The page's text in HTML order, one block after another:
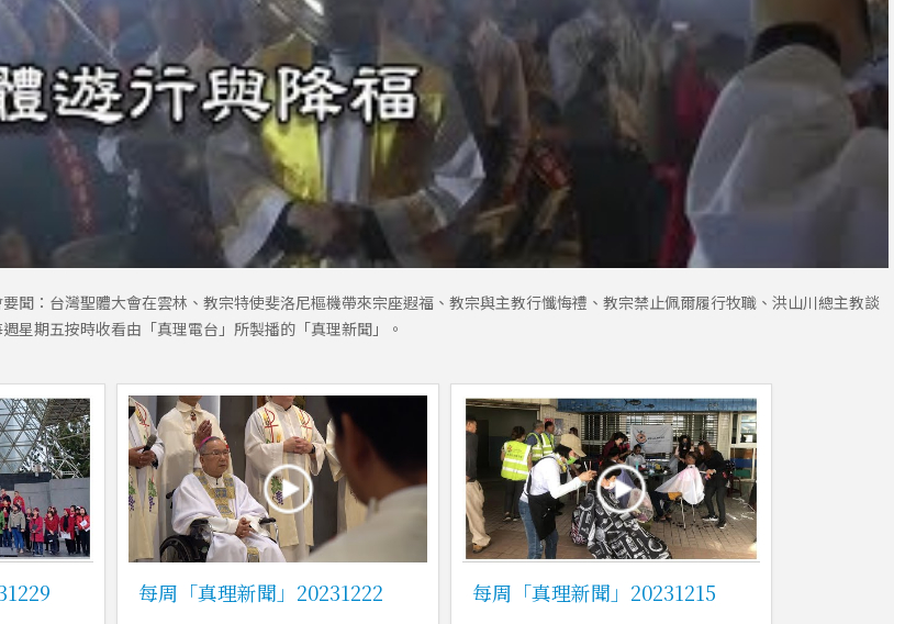
聞：台灣聖體大會在雲林、教宗特使斐洛尼樞機帶來宗座遐福、教宗與主教行懺悔禮、教宗禁止佩爾履行牧職、洪山川總主教談
期五按時收看由「真理電台」所製播的「真理新聞」。
每周「真理新聞」20231222 每周「真理新聞」20231215